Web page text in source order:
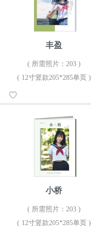
丰盈
( 所需照片：203 )
( 12寸竖款205*285单页 )
小桥
( 所需照片：203 )
( 12寸竖款205*285单页 )